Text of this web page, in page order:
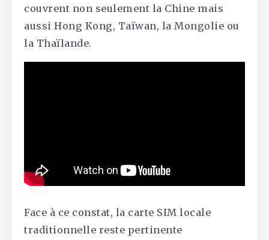
couvrent non seulement la Chine mais
aussi Hong Kong, Taïwan, la Mongolie ou
la Thaïlande.
Face à ce constat, la carte SIM locale
traditionnelle reste pertinente